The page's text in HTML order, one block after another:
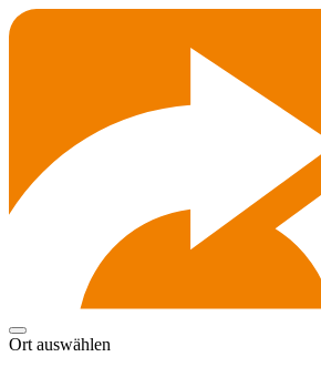
Ort auswählen